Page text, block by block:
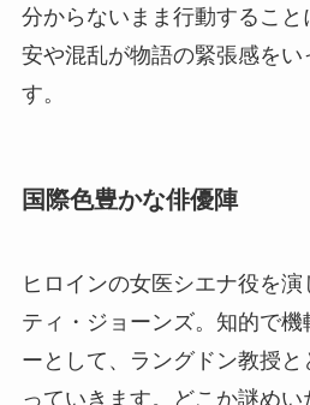
分からないまま行動するこ
安や混乱が物語の緊張感をい
す。
国際色豊かな俳優陣
ヒロインの女医シエナ役を
ティ・ジョーンズ。知的で機
ーとして、ラングドン教授と
っていきます。どこか謎めい